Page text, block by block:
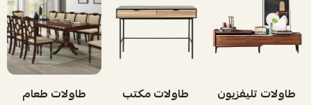
طاولات طعام طاولات مكتب طاولات تليفزيون